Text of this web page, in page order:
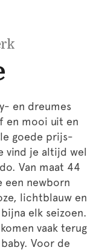
en dreumes
en mooi uit en
goede prijs-
vind je altijd wel
Van maat 44
newborn
lichtblauw en
elk seizoen.
vaak terug
Voor de